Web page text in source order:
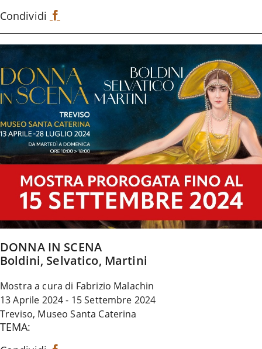
Condividi
b
o
o
k
DONNA IN SCENA
Boldini, Selvatico, Martini
Mostra a cura di Fabrizio Malachin
13 Aprile 2024 - 15 Settembre 2024
Treviso, Museo Santa Caterina
TEMA: